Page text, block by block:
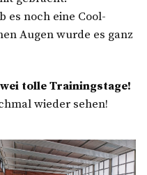
es noch eine Cool-
Augen wurde es ganz
tolle Trainingstage!
wieder sehen!